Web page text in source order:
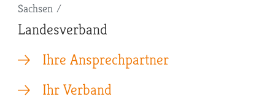
Pfadnavigation
Sachsen
Landesverband
Ihre Ansprechpartner
Ihr Verband